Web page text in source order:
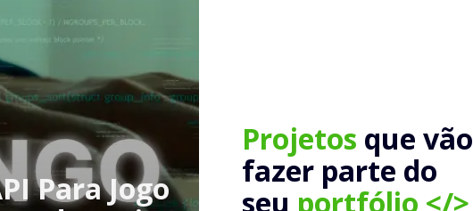
Projetos que vão
fazer parte do
seu portfólio </>
Para Jogo